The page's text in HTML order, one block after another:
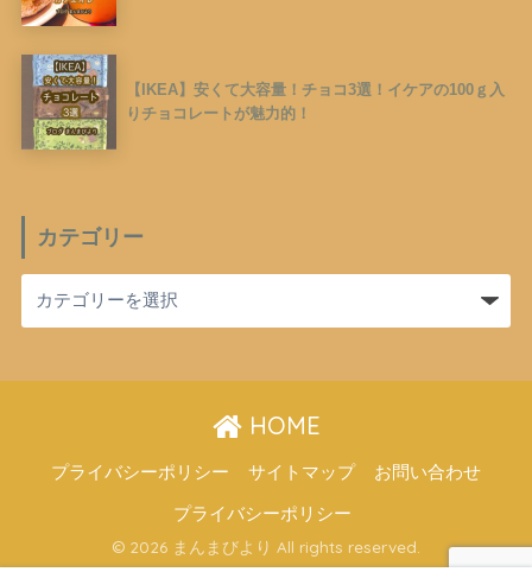
【IKEA】安くて大容量！チョコ3選！イケアの100ｇ入
りチョコレートが魅力的！
カテゴリー
HOME
プライバシーポリシー サイトマップ お問い合わせ
プライバシーポリシー
© 2026 まんまびより All rights reserved.